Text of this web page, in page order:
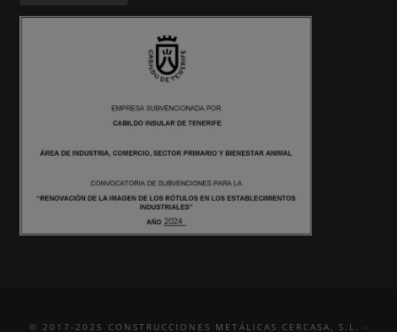
© 2017-2025 CONSTRUCCIONES METÁLICAS CERCASA, S.L. -